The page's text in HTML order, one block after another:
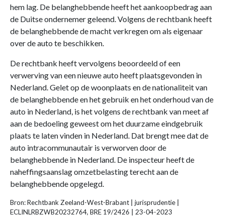
hem lag. De belanghebbende heeft het aankoopbedrag aan
de Duitse ondernemer geleend. Volgens de rechtbank heeft
de belanghebbende de macht verkregen om als eigenaar
over de auto te beschikken.
De rechtbank heeft vervolgens beoordeeld of een
verwerving van een nieuwe auto heeft plaatsgevonden in
Nederland. Gelet op de woonplaats en de nationaliteit van
de belanghebbende en het gebruik en het onderhoud van de
auto in Nederland, is het volgens de rechtbank van meet af
aan de bedoeling geweest om het duurzame eindgebruik
plaats te laten vinden in Nederland. Dat brengt mee dat de
auto intracommunautair is verworven door de
belanghebbende in Nederland. De inspecteur heeft de
naheffingsaanslag omzetbelasting terecht aan de
belanghebbende opgelegd.
Bron: Rechtbank Zeeland-West-Brabant | jurisprudentie |
ECLINLRBZWB20232764, BRE 19/2426 | 23-04-2023